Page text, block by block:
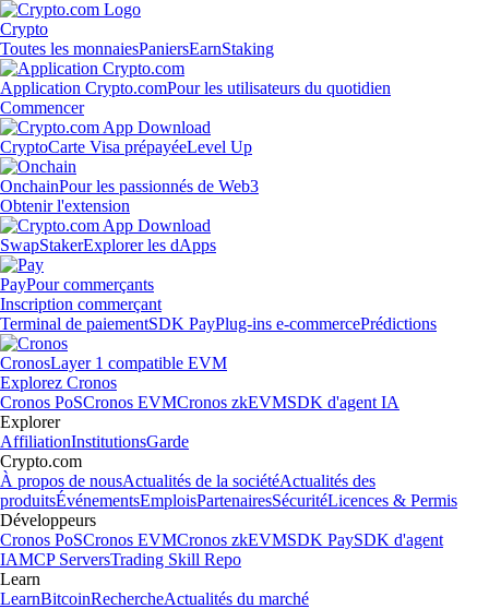
Crypto
Toutes les monnaiesPaniersEarnStaking
Application Crypto.comPour les utilisateurs du quotidien
Commencer
CryptoCarte Visa prépayéeLevel Up
OnchainPour les passionnés de Web3
Obtenir l'extension
SwapStakerExplorer les dApps
PayPour commerçants
Inscription commerçant
Terminal de paiementSDK PayPlug-ins e-commercePrédictions
CronosLayer 1 compatible EVM
Explorez Cronos
Cronos PoSCronos EVMCronos zkEVMSDK d'agent IA
Explorer
AffiliationInstitutionsGarde
Crypto.com
À propos de nousActualités de la sociétéActualités des
produitsÉvénementsEmploisPartenairesSécuritéLicences & Permis
Développeurs
Cronos PoSCronos EVMCronos zkEVMSDK PaySDK d'agent
IAMCP ServersTrading Skill Repo
Learn
LearnBitcoinRechercheActualités du marché